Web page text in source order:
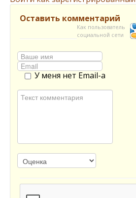
Оставить комментарий
Как пользователь
социальной сети
У меня нет Email-а